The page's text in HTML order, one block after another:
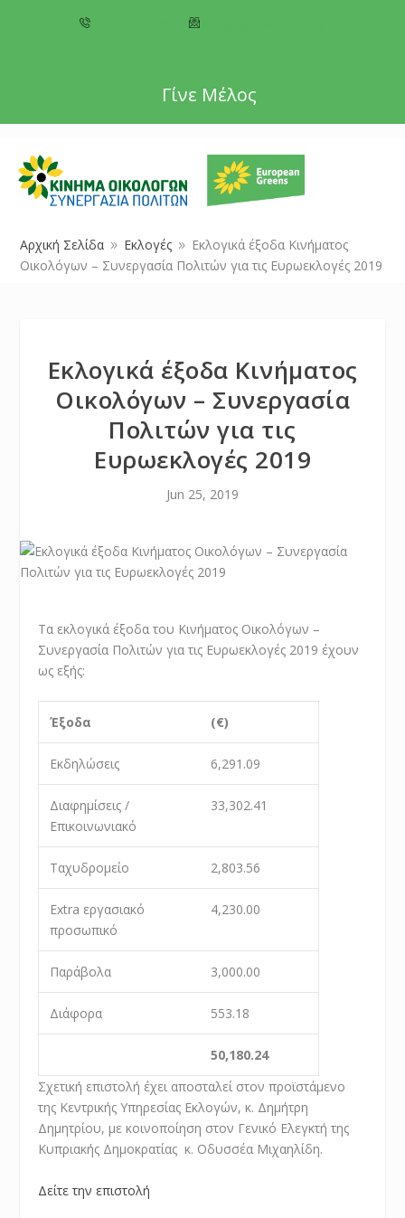
Γίνε Μέλος
Αρχική Σελίδα 9 Εκλογές 9
Εκλογικά έξοδα Κινήματος
Οικολόγων – Συνεργασία Πολιτών για τις Ευρωεκλογές 2019
Εκλογικά έξοδα Κινήματος
Οικολόγων – Συνεργασία
Πολιτών για τις
Ευρωεκλογές 2019
Jun 25, 2019
Τα εκλογικά έξοδα του Κινήματος Οικολόγων –
Συνεργασία Πολιτών για τις Ευρωεκλογές 2019 έχουν
ως εξής:
Έξοδα (€)
Εκδηλώσεις 6,291.09
Διαφημίσεις /
Επικοινωνιακό
33,302.41
Ταχυδρομείο 2,803.56
Extra εργασιακό
προσωπικό
4,230.00
Παράβολα 3,000.00
Διάφορα 553.18
50,180.24
Σχετική επιστολή έχει αποσταλεί στον προϊστάμενο
της Κεντρικής Υπηρεσίας Εκλογών, κ. Δημήτρη
Δημητρίου, με κοινοποίηση στον Γενικό Ελεγκτή της
Κυπριακής Δημοκρατίας κ. Οδυσσέα Μιχαηλίδη.
Δείτε την επιστολή